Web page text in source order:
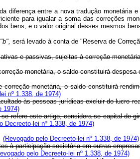
entre a nova tradução monetária e
para igualar a soma das correções
bens, e o valor original desses mesmos
"b", será levado à conta de "Reserva de
e passivas, sujeitas à correção
monetária, o saldo constituirá despesa
monetária, o saldo constituirá
nº 1.338, de 1974)
às pessoas jurídicas excluir do lucro
1974)
este artigo, considera-se capital de
Decreeto-lei nº 1.338, de 1974)
(Revogado pelo Decreeto-lei nº 1.338, de 1974)
participação societária em outras
pelo Decreeto-lei nº 1.338, de 1974)